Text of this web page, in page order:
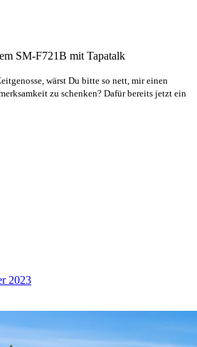
SM-F721B mit Tapatalk
wärst Du bitte so nett, mir einen
zu schenken? Dafür bereits jetzt ein
2023